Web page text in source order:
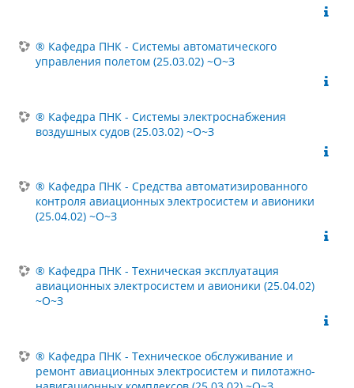
® Кафедра ПНК - Системы автоматического
управления полетом (25.03.02) ~О~З
® Кафедра ПНК - Системы электроснабжения
воздушных судов (25.03.02) ~О~З
® Кафедра ПНК - Средства автоматизированного
контроля авиационных электросистем и авионики
(25.04.02) ~О~З
® Кафедра ПНК - Техническая эксплуатация
авиационных электросистем и авионики (25.04.02)
~О~З
® Кафедра ПНК - Техническое обслуживание и
ремонт авиационных электросистем и пилотажно-